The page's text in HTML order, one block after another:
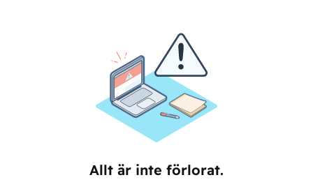
Allt är inte förlorat.